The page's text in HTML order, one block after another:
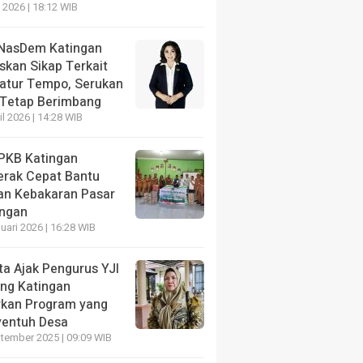
Mas Soroti Sungai Dipenuhi Sampah
Polres Gunung
Terduga Pengedar
Raya, 27 Paket
Disita
HEADLINE
Api Melalap Rumah
Bahandang, Polisi-TNI
2 hari yang lalu
| 18:12 WIB
Katingan
Sikap Terkait
Tempo, Serukan
Berimbang
2026 | 14:28 WIB
Katingan
Cepat Bantu
Kebakaran Pasar
2026 | 16:28 WIB
Ajak Pengurus YJI
Katingan
Program yang
Desa
2025 | 09:09 WIB